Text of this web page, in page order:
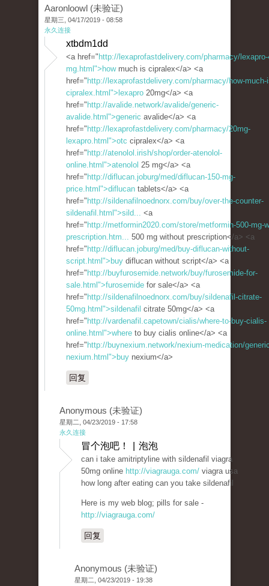
Aaronloowl (未验证)
星期三, 04/17/2019 - 08:58
永久连接
xtbdm1dd
<a href=" http://lexaprofastdelivery.com/pharmacy/lexapro-
mg.html">howmuch is cipralex</a> <a
href=" http://lexaprofastdelivery.com/pharmacy/how-much-
cipralex.html">lexapro 20mg</a> <a
href=" http://avalide.network/avalide/generic-
avalide.html">generic avalide</a> <a
href=" http://lexaprofastdelivery.com/pharmacy/20mg-
lexapro.html">otc cipralex</a> <a
href=" http://atenolol.irish/shop/order-atenolol-
online.html">atenolol 25 mg</a> <a
href=" http://diflucan.joburg/med/diflucan-150-mg-
price.html">diflucan tablets</a> <a
href=" http://sildenafilnoednorx.com/buy/over-the-counter-
sildenafil.html">sild... <a
href=" http://metformin2020.com/store/metformin-500-mg-
prescription.htm... 500 mg without prescription</a> <a
href=" http://diflucan.joburg/med/buy-diflucan-without-
script.html">buy diflucan without script</a> <a
href=" http://buyfurosemide.network/buy/furosemide-for-
sale.html">furosemide for sale</a> <a
href=" http://sildenafilnoednorx.com/buy/sildenafil-citrate-
50mg.html">sildenafil citrate 50mg</a> <a
href=" http://vardenafil.capetown/cialis/where-to-buy-cialis-
online.html">where to buy cialis online</a> <a
href=" http://buynexium.network/nexium-medication/
nexium.html">buy nexium</a>
回复
Anonymous (未验证)
星期二, 04/23/2019 - 17:58
永久连接
冒个泡吧！ | 泡泡
can i take amitriptyline with sildenafil viagra
50mg online http://viagrauga.com/ viagra usa
how long after eating can you take sildenafil
Here is my web blog; pills for sale -
http://viagrauga.com/
回复
Anonymous (未验证)
星期二, 04/23/2019 - 19:38